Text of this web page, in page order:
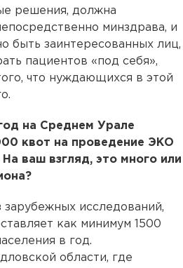
решения, должна
минздрава, и
быть заинтересованных лиц,
пациентов «под себя»,
что нуждающихся в этой
на Среднем Урале
квот на проведение ЭКО
ваш взгляд, это много или
исследований,
как минимум 1500
в год.
области, где